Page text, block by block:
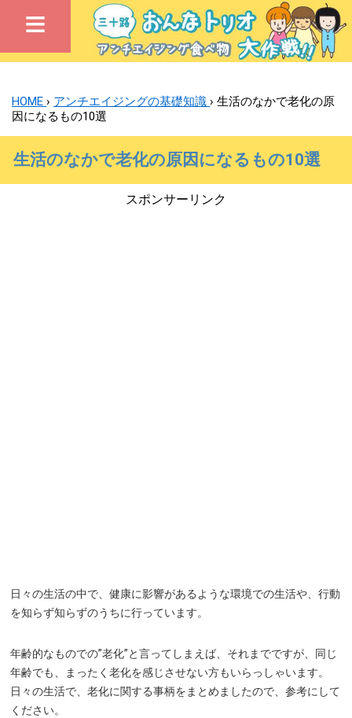
≡
HOME › アンチエイジングの基礎知識 › 生活のなかで老化の原
因になるもの10選
生活のなかで老化の原因になるもの10選
スポンサーリンク
日々の生活の中で、健康に影響があるような環境での生活や、行動
を知らず知らずのうちに行っています。
年齢的なものでの”老化”と言ってしまえば、それまでですが、同じ
年齢でも、まったく老化を感じさせない方もいらっしゃいます。
日々の生活で、老化に関する事柄をまとめましたので、参考にして
ください。